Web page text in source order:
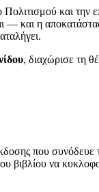
και την
και η
, διαχώρισε τη
που
να